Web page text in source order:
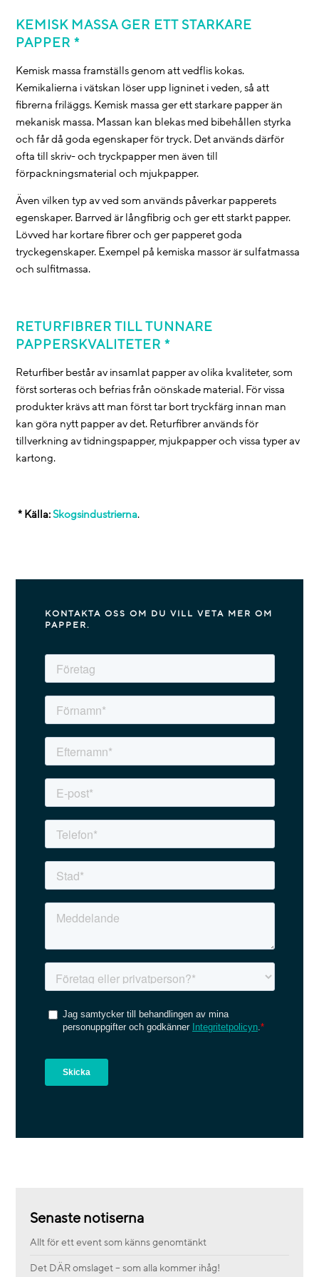
Senaste notiserna
Allt för ett event som känns genomtänkt
Det DÄR omslaget – som alla kommer ihåg!
KEMISK MASSA GER ETT STARKARE
PAPPER *
Kemisk massa framställs genom att vedflis kokas.
Kemikalierna i vätskan löser upp ligninet i veden, så att
fibrerna friläggs. Kemisk massa ger ett starkare papper än
mekanisk massa. Massan kan blekas med bibehållen styrka
och får då goda egenskaper för tryck. Det används därför
ofta till skriv- och tryckpapper men även till
förpackningsmaterial och mjukpapper.
Även vilken typ av ved som används påverkar papperets
egenskaper. Barrved är långfibrig och ger ett starkt papper.
Lövved har kortare fibrer och ger papperet goda
tryckegenskaper. Exempel på kemiska massor är sulfatmassa
och sulfitmassa.
RETURFIBRER TILL TUNNARE
PAPPERSKVALITETER *
Returfiber består av insamlat papper av olika kvaliteter, som
först sorteras och befrias från oönskade material. För vissa
produkter krävs att man först tar bort tryckfärg innan man
kan göra nytt papper av det. Returfibrer används för
tillverkning av tidningspapper, mjukpapper och vissa typer av
kartong.
* Källa:Skogsindustrierna.
KONTAKTA OSS OM DU VILL VETA MER OM
PAPPER.